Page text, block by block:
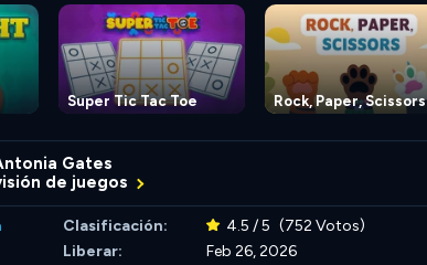
Super Tic Tac Toe Rock, Paper, Scissors
Gates
de juegos
Clasificación: 4.5 / 5 (752 Votos)
Liberar:
Feb 26, 2026